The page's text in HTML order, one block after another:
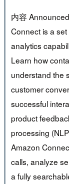
内容
Connect is a
analytics
Learn how
understand the
customer
successful
product
processing
Amazon
calls, analyze
a fully